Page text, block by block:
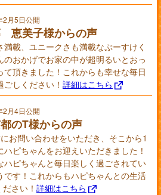
2月5日公開
恵美子様からの声
満載、ユニークさも満載なぷーすけく
のおかげでお家の中が超明るいとおっ
て頂きました！これからも幸せな毎日
ごしください！ 詳細はこちら
2月4日公開
のT様からの声
お問い合わせをいただき、そこから1
ハピちゃんをお迎えいただきました！
ハピちゃんと毎日楽しく過ごされてい
です！これからもハピちゃんとの生活
さい！ 詳細はこちら